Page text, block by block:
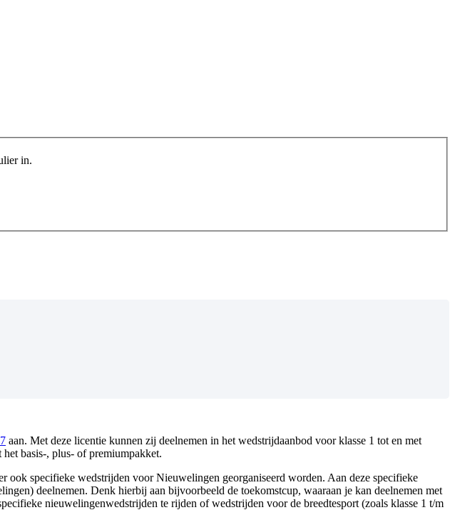
in.
aan. Met deze licentie kunnen zij deelnemen in het wedstrijdaanbod voor klasse 1 tot en met
basis-, plus- of premiumpakket.
ook specifieke wedstrijden voor Nieuwelingen georganiseerd worden. Aan deze specifieke
deelnemen. Denk hierbij aan bijvoorbeeld de toekomstcup, waaraan je kan deelnemen met
nieuwelingenwedstrijden te rijden of wedstrijden voor de breedtesport (zoals klasse 1 t/m